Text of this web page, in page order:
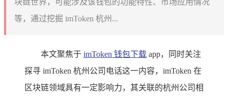
等，通过挖掘 imToken 杭州...
本文聚焦于 imToken 钱包下载 app，同时关注
探寻 imToken 杭州公司电话这一内容，imToken 在
区块链领域具有一定影响力，其关联的杭州公司相